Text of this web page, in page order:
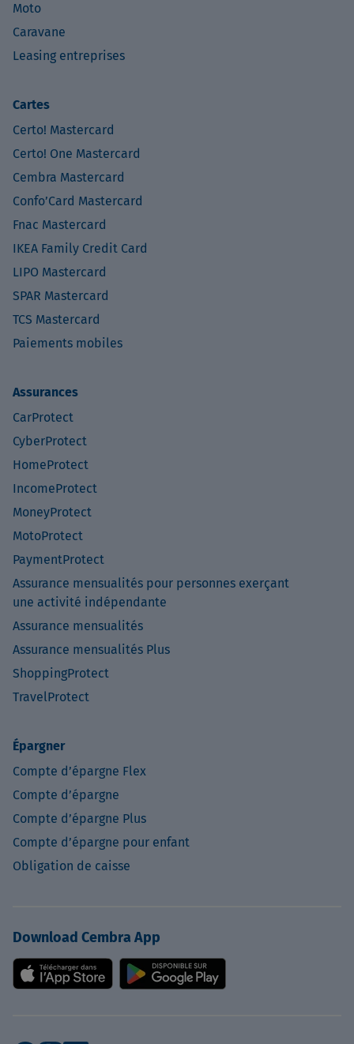
Moto
Caravane
Leasing entreprises
Cartes
Certo! Mastercard
Certo! One Mastercard
Cembra Mastercard
Confo’Card Mastercard
Fnac Mastercard
IKEA Family Credit Card
LIPO Mastercard
SPAR Mastercard
TCS Mastercard
Paiements mobiles
Assurances
CarProtect
CyberProtect
HomeProtect
IncomeProtect
MoneyProtect
MotoProtect
PaymentProtect
Assurance mensualités pour personnes exerçant
une activité indépendante
Assurance mensualités
Assurance mensualités Plus
ShoppingProtect
TravelProtect
Épargner
Compte d’épargne Flex
Compte d’épargne
Compte d’épargne Plus
Compte d’épargne pour enfant
Obligation de caisse
Download Cembra App